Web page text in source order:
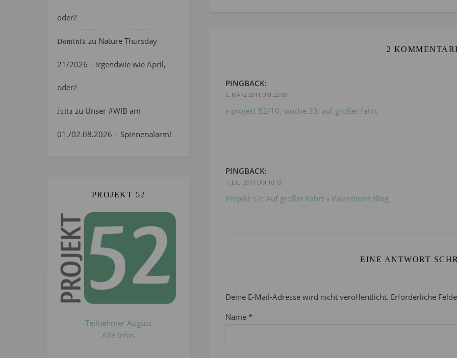
oder?
Dominik zu Nature Thursday
21/2026 – Irgendwie wie April,
oder?
Julia zu Unser #WIB am
01./02.08.2026 – Spinnenalarm!
PROJEKT 52
Teilnehmer August
Alle Infos
2
PINGBACK:
2. MÄRZ 2011 UM 22:09
» projekt 52/10, woche 33: auf großer fahrt
PINGBACK:
1. JULI 2011 UM 10:13
Projekt 52: Auf großer Fahrt « Valentiners Blog
EINE ANTWORT
Deine E-Mail-Adresse wird nicht veröffentlicht. Erforderliche
Name *